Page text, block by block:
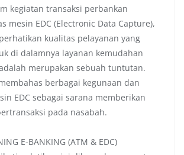
kegiatan transaksi perbankan
mesin EDC (Electronic Data Capture),
kualitas pelayanan yang
di dalamnya layanan kemudahan
merupakan sebuah tuntutan.
berbagai kegunaan dan
EDC sebagai sarana memberikan
pada nasabah.
E-BANKING (ATM & EDC)